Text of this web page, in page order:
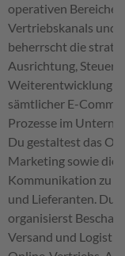
operativen Bereiche
Vertriebskanals und
beherrscht die
Ausrichtung,
Weiterentwicklung
sämtlicher E-
Prozesse im
Du gestaltest das
Marketing sowie die
Kommunikation zu
und Lieferanten. Du
organisierst
Versand und Logistik